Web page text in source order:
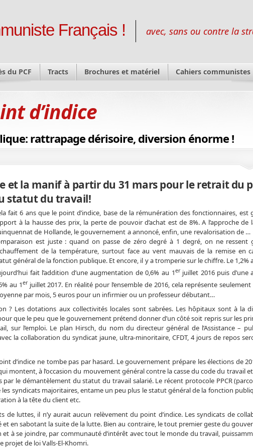
Français ! avec, sans ou contre la
du PCF Tracts Brochures et matériel Cahiers communistes
d’indice
rattrapage dérisoire, diversion énorme !
et la manif à partir du 31 mars pour le retrait du
statut du travail!
fait 6 ans que le point d’indice, base de la rémunération des fonctionnaires, est
à la hausse des prix, la perte de pouvoir d’achat est de 8%. A l’approche de
de Hollande, le gouvernement a annoncé, enfin, une revalorisation de …
est juste : quand on passe de zéro degré à 1 degré, on ne ressent
de la température, surtout face au vent mauvais de la remise en
général de la fonction publique. Et encore, il y a tromperie sur le chiffre. Le 1,2%
fait l’addition d’une augmentation de 0,6% au 1erjuillet 2016 puis d’une
au 1erjuillet 2017. En réalité pour l’ensemble de 2016, cela représente seulement
par mois, 5 euros pour un infirmier ou un professeur débutant…
? Les dotations aux collectivités locales sont sabrées. Les hôpitaux sont à la
que le peu que le gouvernement prétend donner d’un côté soit repris sur les
sur l’emploi. Le plan Hirsch, du nom du directeur général de l’Assistance –
la collaboration du syndicat jaune, ultra-minoritaire, CFDT, 4 jours de repos
d’indice ne tombe pas par hasard. Le gouvernement prépare les élections de
montent, à l’occasion du mouvement général contre la casse du code du travail et
le démantèlement du statut du travail salarié. Le récent protocole PPCR
syndicats majoritaires, entame un peu plus le statut général de la fonction
à la tête du client etc.
de luttes, il n’y aurait aucun relèvement du point d’indice. Les syndicats de
en sabotant la suite de la lutte. Bien au contraire, le tout premier geste du
à se joindre, par communauté d’intérêt avec tout le monde du travail,
projet de loi Valls-El-Khomri.